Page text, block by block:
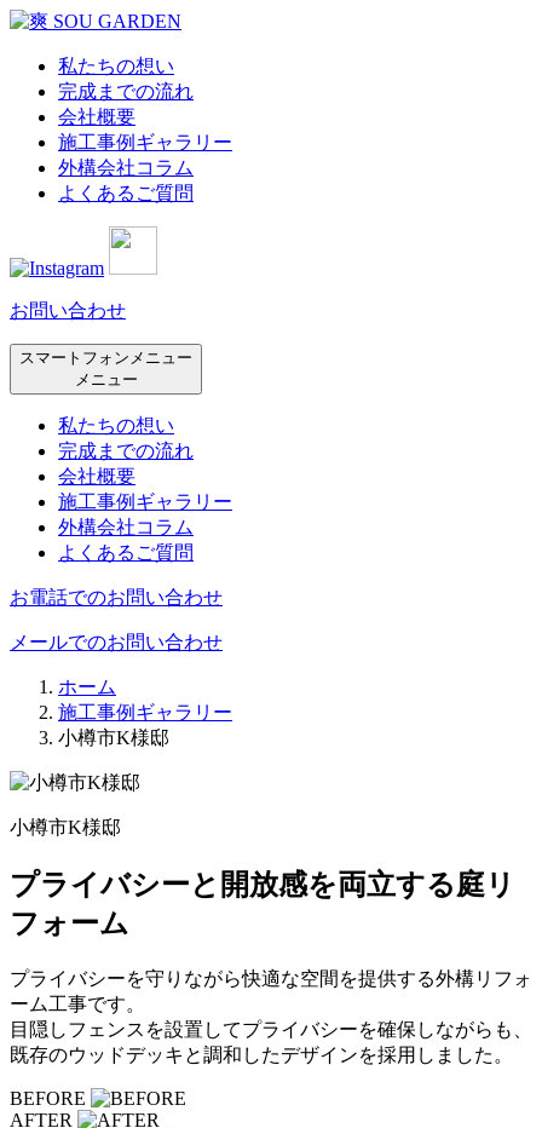
私たちの想い
完成までの流れ
会社概要
施工事例ギャラリー
外構会社コラム
よくあるご質問
お問い合わせ
スマートフォンメニュー
メニュー
私たちの想い
完成までの流れ
会社概要
施工事例ギャラリー
外構会社コラム
よくあるご質問
お電話でのお問い合わせ
メールでのお問い合わせ
ホーム
施工事例ギャラリー
小樽市K様邸
小樽市K様邸
プライバシーと開放感を両立する庭リ
フォーム
プライバシーを守りながら快適な空間を提供する外構リフォ
ーム工事です。
目隠しフェンスを設置してプライバシーを確保しながらも、
既存のウッドデッキと調和したデザインを採用しました。
BEFORE
AFTER